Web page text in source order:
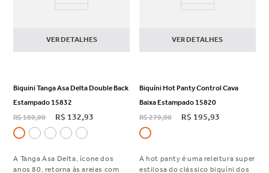
VER DETALHES
Biquini Tanga Asa Delta Double Back
Estampado 15832
R$189,90 R$ 132,93
A Tanga Asa Delta, ícone dos
anos 80, retorna às areias com
VER DETALHES
Biquíni Hot Panty Control Cava
Baixa Estampado 15820
R$279,90 R$ 195,93
A hot panty é uma releitura super
estilosa do clássico biquíni dos